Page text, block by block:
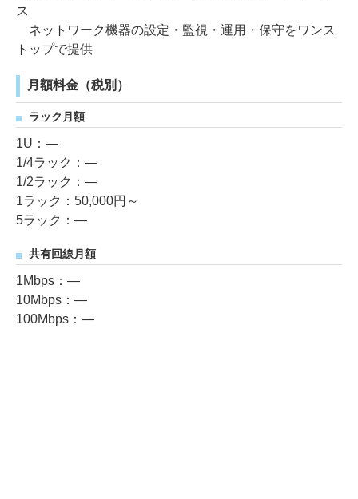
ス
ネットワーク機器の設定・監視・運用・保守をワンス
トップで提供
月額料金（税別）
ラック月額
1U：―
1/4ラック：―
1/2ラック：―
1ラック：50,000円～
5ラック：―
共有回線月額
1Mbps：―
10Mbps：―
100Mbps：―